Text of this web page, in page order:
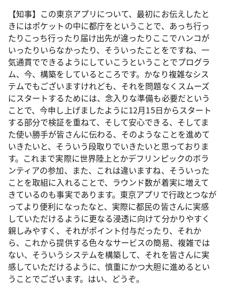
【知事】この東京アプリについて、最初にお伝えしたと
きにはポケットの中に都庁をということで、あっち行っ
たりこっち行ったり届け出先が違ったりここでハンコが
いったりいらなかったり、そういったことをですね、一
気通貫でできるようにしていこうということでプログラ
ム、今、構築をしているところです。かなり複雑なシス
テムでもございますけれども、それを問題なくスムーズ
にスタートするためには、念入りな準備も必要だという
ことで、今申し上げましたように12月15日からスタート
する部分で検証を重ねて、そして安心できる、そしてま
た使い勝手が皆さんに伝わる、そのようなことを進めて
いきたいと、そういう段取りでいきたいと思っておりま
す。これまで実際に世界陸上とかデフリンピックのボラ
ンティアの参加、また、これは違いますね、そういった
ことを取組に入れることで、ラウンド数が着実に増えて
きているのも事実であります。東京アプリで行政とつなが
ってより便利になったなと、実際に都民の皆さんに実感
していただけるように更なる浸透に向けて分かりやすく
親しみやすく、それがポイント付与だったり、それか
ら、これから提供する色々なサービスの簡易、複雑では
ない、そういうシステムを構築して、それを皆さんに実
感していただけるように、慎重にかつ大胆に進めるとい
うことでございます。はい、どうぞ。